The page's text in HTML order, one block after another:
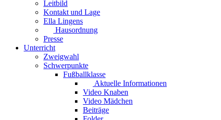
Leitbild
Kontakt und Lage
Ella Lingens
Hausordnung
Presse
Unterricht
Zweigwahl
Schwerpunkte
Fußballklasse
Aktuelle Informationen
Video Knaben
Video Mädchen
Beiträge